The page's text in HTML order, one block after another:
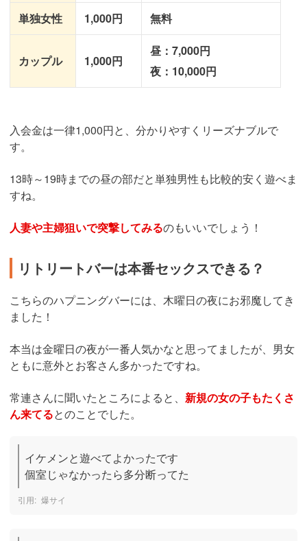
単独女性 1,000円 無料
カップル 1,000円
昼：7,000円
夜：10,000円
入会金は一律1,000円と、分かりやすくリーズナブルで
す。
13時～19時までの昼の部だと単独男性も比較的安く遊べま
すね。
人妻や主婦狙いで突撃してみるのもいいでしょう！
リトリートバーは本番セックスできる？
こちらのハプニングバーには、木曜日の夜にお邪魔してき
ました！
本当は金曜日の夜が一番人気かなと思ってましたが、男女
ともに意外とお客さん多かったですね。
常連さんに聞いたところによると、 新規の女の子もたくさ
ん来てるとのことでした。
イケメンと遊べてよかったです
個室じゃなかったら多分断ってた
爆サイ